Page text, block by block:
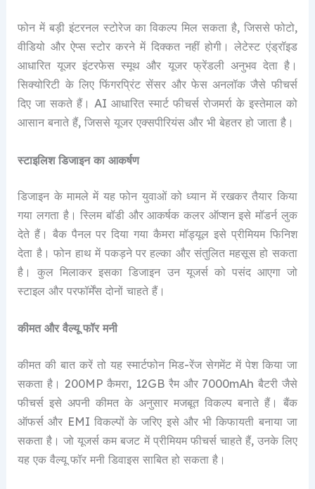
फोन में बड़ी इंटरनल स्टोरेज का विकल्प मिल सकता है, जिससे फोटो,
वीडियो और ऐप्स स्टोर करने में दिक्कत नहीं होगी। लेटेस्ट एंड्रॉइड
आधारित यूजर इंटरफेस स्मूथ और यूजर फ्रेंडली अनुभव देता है।
सिक्योरिटी के लिए फिंगरप्रिंट सेंसर और फेस अनलॉक जैसे फीचर्स
दिए जा सकते हैं। AI आधारित स्मार्ट फीचर्स रोजमर्रा के इस्तेमाल को
आसान बनाते हैं, जिससे यूजर एक्सपीरियंस और भी बेहतर हो जाता है।
स्टाइलिश डिजाइन का आकर्षण
डिजाइन के मामले में यह फोन युवाओं को ध्यान में रखकर तैयार किया
गया लगता है। स्लिम बॉडी और आकर्षक कलर ऑप्शन इसे मॉडर्न लुक
देते हैं। बैक पैनल पर दिया गया कैमरा मॉड्यूल इसे प्रीमियम फिनिश
देता है। फोन हाथ में पकड़ने पर हल्का और संतुलित महसूस हो सकता
है। कुल मिलाकर इसका डिजाइन उन यूजर्स को पसंद आएगा जो
स्टाइल और परफॉर्मेंस दोनों चाहते हैं।
कीमत और वैल्यू फॉर मनी
कीमत की बात करें तो यह स्मार्टफोन मिड-रेंज सेगमेंट में पेश किया जा
सकता है। 200MP कैमरा, 12GB रैम और 7000mAh बैटरी जैसे
फीचर्स इसे अपनी कीमत के अनुसार मजबूत विकल्प बनाते हैं। बैंक
ऑफर्स और EMI विकल्पों के जरिए इसे और भी किफायती बनाया जा
सकता है। जो यूजर्स कम बजट में प्रीमियम फीचर्स चाहते हैं, उनके लिए
यह एक वैल्यू फॉर मनी डिवाइस साबित हो सकता है।